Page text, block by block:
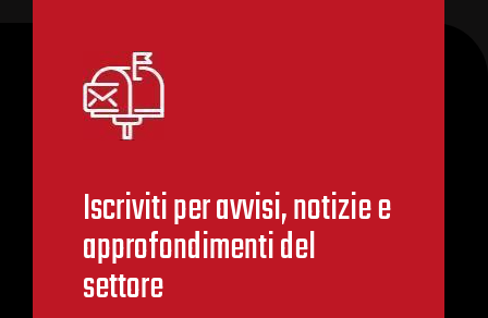
Iscriviti per avvisi, notizie e
approfondimenti del
settore